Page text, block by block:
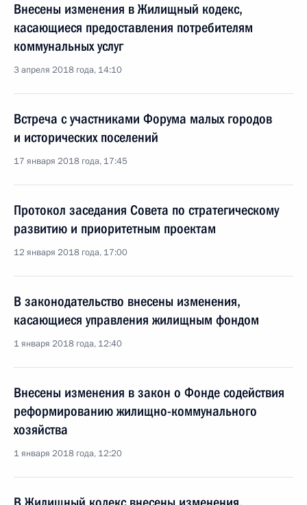
Внесены изменения в Жилищный кодекс,
касающиеся предоставления потребителям
коммунальных услуг
3 апреля 2018 года, 14:10
Встреча с участниками Форума малых городов
и исторических поселений
17 января 2018 года, 17:45
Протокол заседания Совета по стратегическому
развитию и приоритетным проектам
12 января 2018 года, 17:00
В законодательство внесены изменения,
касающиеся управления жилищным фондом
1 января 2018 года, 12:40
Внесены изменения в закон о Фонде содействия
реформированию жилищно-коммунального
хозяйства
1 января 2018 года, 12:20